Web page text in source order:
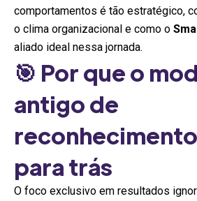
comportamentos é tão estratégico,
o clima organizacional e como o
aliado ideal nessa jornada.
🎯 Por que o
antigo de
para trás
O foco exclusivo em resultados